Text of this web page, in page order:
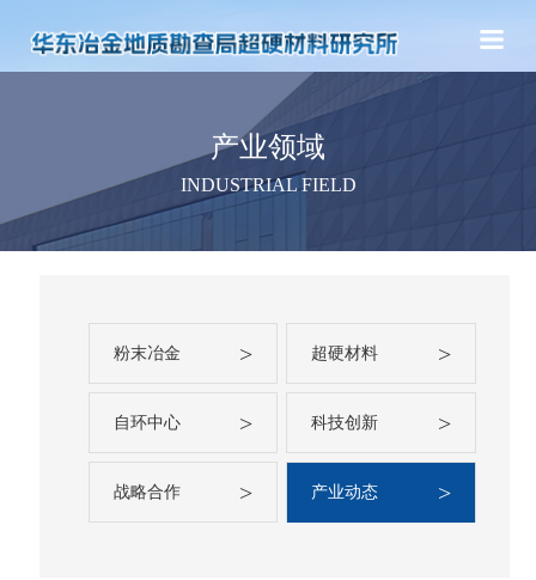
产业领域
INDUSTRIAL FIELD
粉末冶金 > 超硬材料 >
自环中心 > 科技创新 >
战略合作 > 产业动态 >